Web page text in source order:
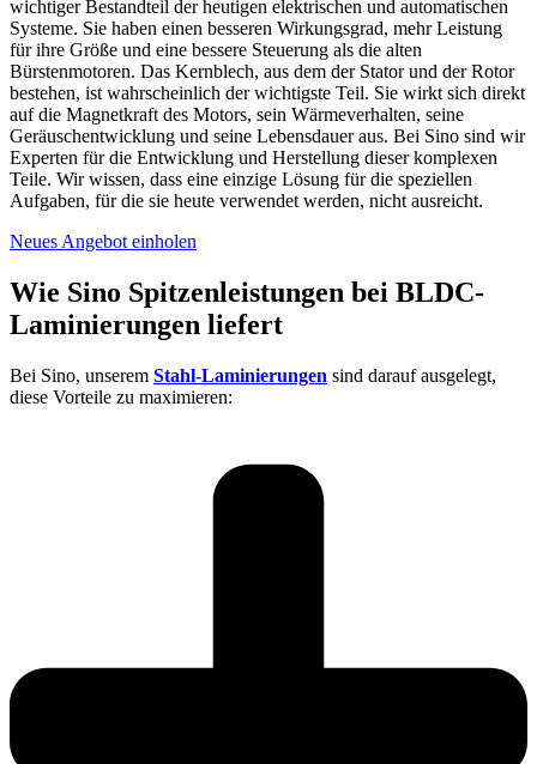
wichtiger Bestandteil der heutigen elektrischen und automatischen
Systeme. Sie haben einen besseren Wirkungsgrad, mehr Leistung
für ihre Größe und eine bessere Steuerung als die alten
Bürstenmotoren. Das Kernblech, aus dem der Stator und der Rotor
bestehen, ist wahrscheinlich der wichtigste Teil. Sie wirkt sich direkt
auf die Magnetkraft des Motors, sein Wärmeverhalten, seine
Geräuschentwicklung und seine Lebensdauer aus. Bei Sino sind wir
Experten für die Entwicklung und Herstellung dieser komplexen
Teile. Wir wissen, dass eine einzige Lösung für die speziellen
Aufgaben, für die sie heute verwendet werden, nicht ausreicht.
Neues Angebot einholen
Wie Sino Spitzenleistungen bei BLDC-
Laminierungen liefert
Bei Sino, unserem Stahl-Laminierungen sind darauf ausgelegt,
diese Vorteile zu maximieren: